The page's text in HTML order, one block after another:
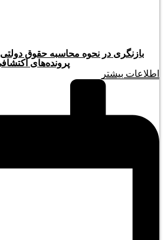
بازنگری در نحوه محاسبه حقوق
پرونده‌های
اطلاعات بیشتر